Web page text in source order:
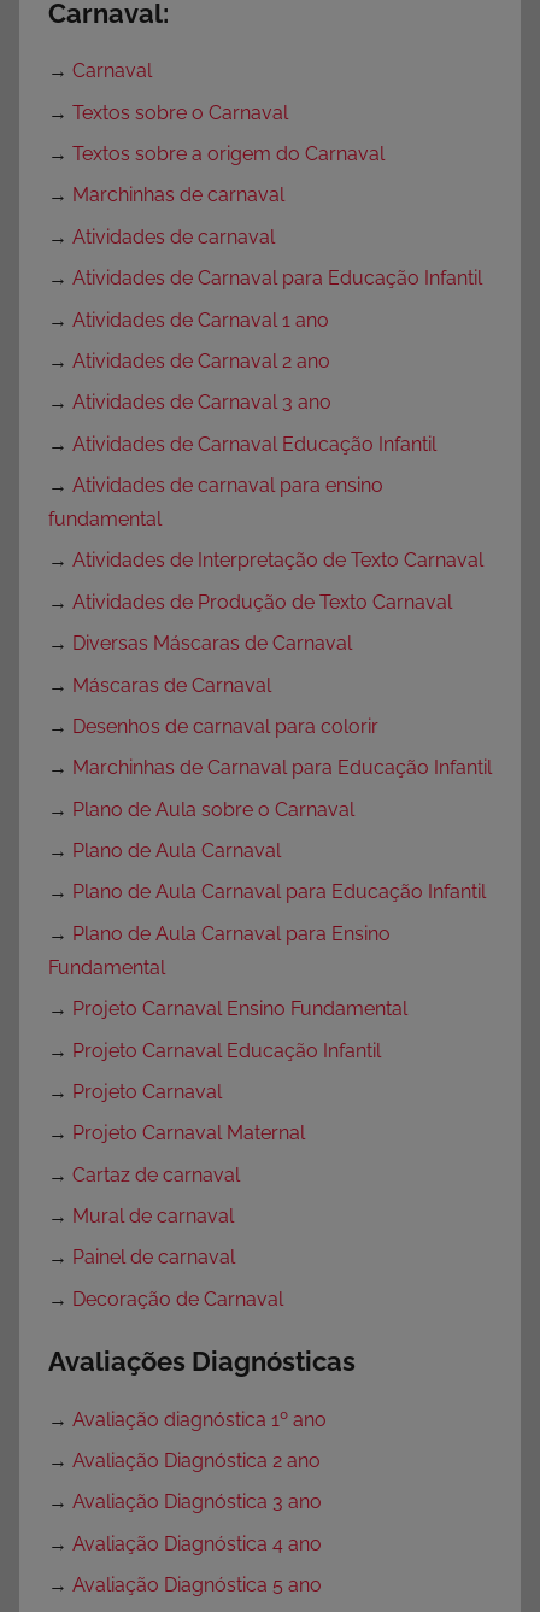
Carnaval:
→ Carnaval
→ Textos sobre o Carnaval
→ Textos sobre a origem do Carnaval
→ Marchinhas de carnaval
→ Atividades de carnaval
→ Atividades de Carnaval para Educação Infantil
→ Atividades de Carnaval 1 ano
→ Atividades de Carnaval 2 ano
→ Atividades de Carnaval 3 ano
→ Atividades de Carnaval Educação Infantil
→ Atividades de carnaval para ensino
fundamental
→ Atividades de Interpretação de Texto Carnaval
→ Atividades de Produção de Texto Carnaval
→ Diversas Máscaras de Carnaval
→ Máscaras de Carnaval
→ Desenhos de carnaval para colorir
→ Marchinhas de Carnaval para Educação Infantil
→ Plano de Aula sobre o Carnaval
→ Plano de Aula Carnaval
→ Plano de Aula Carnaval para Educação Infantil
→ Plano de Aula Carnaval para Ensino
Fundamental
→ Projeto Carnaval Ensino Fundamental
→ Projeto Carnaval Educação Infantil
→ Projeto Carnaval
→ Projeto Carnaval Maternal
→ Cartaz de carnaval
→ Mural de carnaval
→ Painel de carnaval
→ Decoração de Carnaval
Avaliações Diagnósticas
→ Avaliação diagnóstica 1º ano
→ Avaliação Diagnóstica 2 ano
→ Avaliação Diagnóstica 3 ano
→ Avaliação Diagnóstica 4 ano
→ Avaliação Diagnóstica 5 ano